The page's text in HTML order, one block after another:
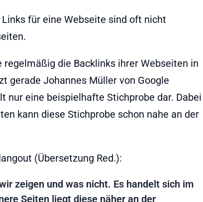
für eine Webseite sind oft nicht
die Backlinks ihrer Webseiten in
gerade Johannes Müller von Google
nur eine beispielhafte Stichprobe dar. Dabei
kann diese Stichprobe schon nahe an der
(Übersetzung Red.):
zeigen und was nicht. Es handelt sich im
Seiten liegt diese näher an der